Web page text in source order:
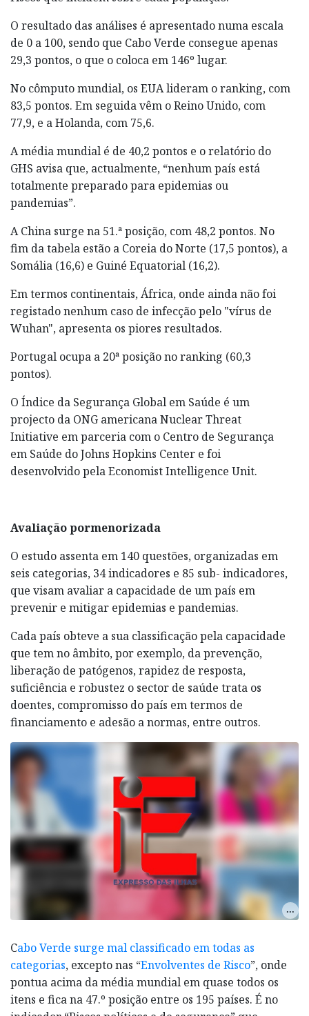
O resultado das análises é apresentado numa escala
de 0 a 100, sendo que Cabo Verde consegue apenas
29,3 pontos, o que o coloca em 146º lugar.
No cômputo mundial, os EUA lideram o ranking, com
83,5 pontos. Em seguida vêm o Reino Unido, com
77,9, e a Holanda, com 75,6.
A média mundial é de 40,2 pontos e o relatório do
GHS avisa que, actualmente, “nenhum país está
totalmente preparado para epidemias ou
pandemias”.
A China surge na 51.ª posição, com 48,2 pontos. No
fim da tabela estão a Coreia do Norte (17,5 pontos), a
Somália (16,6) e Guiné Equatorial (16,2).
Em termos continentais, África, onde ainda não foi
registado nenhum caso de infecção pelo "vírus de
Wuhan", apresenta os piores resultados.
Portugal ocupa a 20ª posição no ranking (60,3
pontos).
O Índice da Segurança Global em Saúde é um
projecto da ONG americana Nuclear Threat
Initiative em parceria com o Centro de Segurança
em Saúde do Johns Hopkins Center e foi
desenvolvido pela Economist Intelligence Unit.
Avaliação pormenorizada
O estudo assenta em 140 questões, organizadas em
seis categorias, 34 indicadores e 85 sub- indicadores,
que visam avaliar a capacidade de um país em
prevenir e mitigar epidemias e pandemias.
Cada país obteve a sua classificação pela capacidade
que tem no âmbito, por exemplo, da prevenção,
liberação de patógenos, rapidez de resposta,
suficiência e robustez o sector de saúde trata os
doentes, compromisso do país em termos de
financiamento e adesão a normas, entre outros.
Cabo Verde surge mal classificado em todas as
categorias, excepto nas “Envolventes de Risco”, onde
pontua acima da média mundial em quase todos os
itens e fica na 47.º posição entre os 195 países. É no